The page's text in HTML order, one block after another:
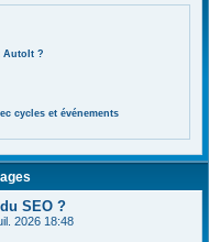
AutoIt ?
cycles et événements
SEO ?
2026 18:48